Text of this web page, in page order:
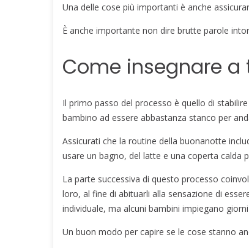
Una delle cose più importanti è anche
È anche importante non dire brutte parole
Come insegnare
Il primo passo del processo è quello di
bambino ad essere abbastanza stanco per
Assicurati che la routine della buonanotte
usare un bagno, del latte e una coperta calda
La parte successiva di questo processo
loro, al fine di abituarli alla sensazione di
individuale, ma alcuni bambini impiegano
Un buon modo per capire se le cose stanno